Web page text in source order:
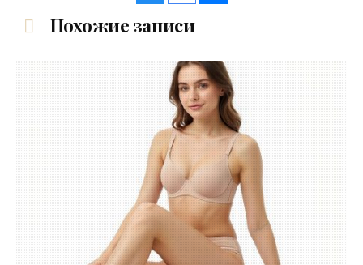
Похожие записи